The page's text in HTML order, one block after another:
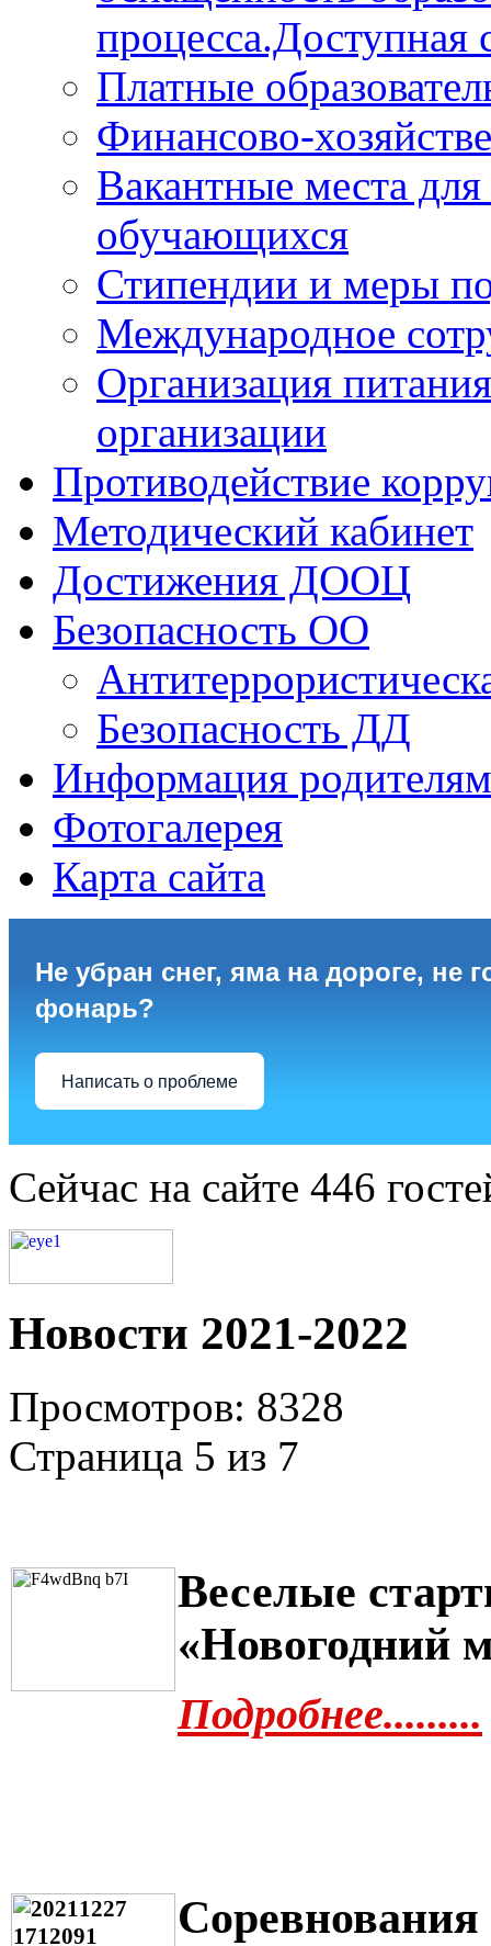
процесса.Доступная
Платные
Финансово-
Вакантные места
обучающихся
Стипендии и меры
Международное
Организация
организации
Противодействие
Методический кабинет
Достижения ДООЦ
Безопасность ОО
Безопасность ДД
Информация
Фотогалерея
Карта сайта
Не убран снег, яма на дороге, не
фонарь?
Написать о проблеме
Сейчас на сайте 446
Новости 2021-2022
Просмотров: 8328
Страница 5 из 7
Веселые
«Новогодний
Подробнее.........
Соревнования